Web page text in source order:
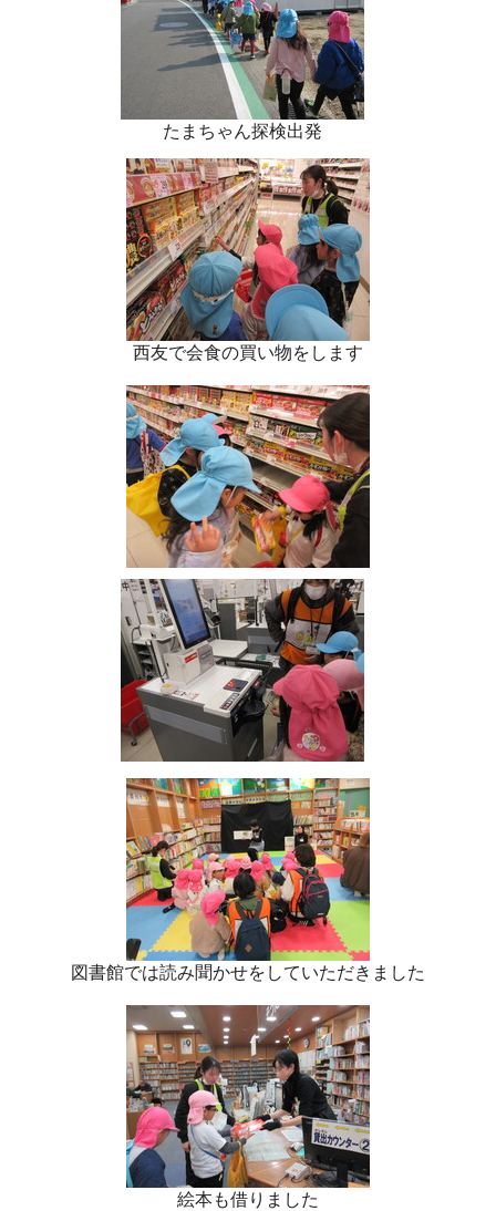
たまちゃん探検出発
西友で会食の買い物をします
図書館では読み聞かせをしていただきました
絵本も借りました